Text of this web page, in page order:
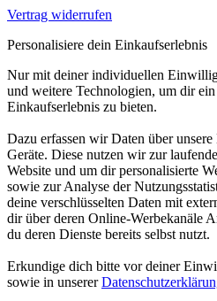
Vertrag widerrufen
Personalisiere dein Einkaufserlebnis
Nur mit deiner individuellen
und weitere Technologien, um dir ein
Einkaufserlebnis zu bieten.
Dazu erfassen wir Daten über
Geräte. Diese nutzen wir zur
Website und um dir personalisierte
sowie zur Analyse der
deine verschlüsselten Daten mit
dir über deren Online-Werbekanäle
du deren Dienste bereits selbst nutzt.
Erkundige dich bitte vor deiner
sowie in unserer